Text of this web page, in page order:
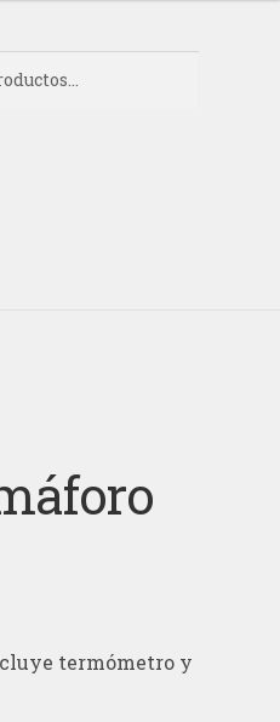
termómetro y